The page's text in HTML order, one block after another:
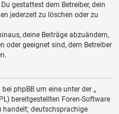
gestattest dem Betreiber, dein
jederzeit zu löschen oder zu
deine Beiträge abzuändern,
oder geeignet sind, dem Betreiber
phpBB um eine unter der „
bereitgestellten Foren-Software
handelt; deutschsprachige